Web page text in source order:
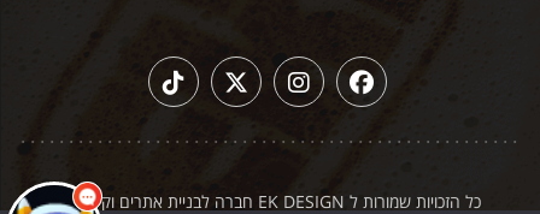
כל הזכויות שמורות ל EK DESIGN חברה לבניית אתרים וקידום
|